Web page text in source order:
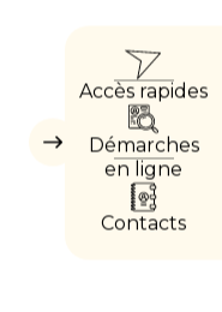
Masquer
Accès rapides
Démarches
en ligne
Contacts